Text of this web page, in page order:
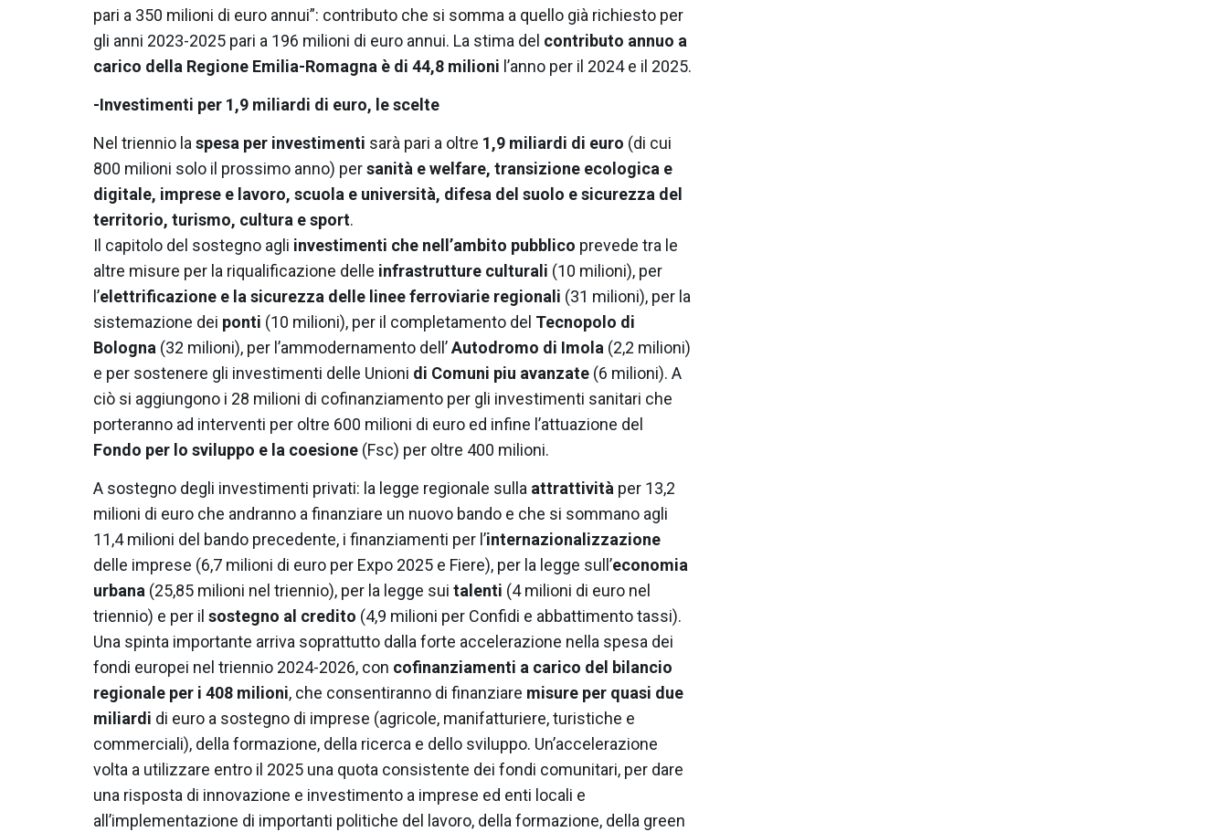
pari a 350 milioni di euro annui”: contributo che si somma a quello già richiesto per
gli anni 2023-2025 pari a 196 milioni di euro annui. La stima del contributo annuo a
carico della Regione Emilia-Romagna è di 44,8 milioni l’anno per il 2024 e il 2025.
-Investimenti per 1,9 miliardi di euro, le scelte
Nel triennio la spesa per investimenti sarà pari a oltre 1,9 miliardi di euro (di cui
800 milioni solo il prossimo anno) persanità e welfare, transizione ecologica e
digitale, imprese e lavoro, scuola e università, difesa del suolo e sicurezza del
territorio, turismo, cultura e sport.
Il capitolo del sostegno agli investimenti che nell’ambito pubblico prevede tra le
altre misure per la riqualificazione delle infrastrutture culturali (10 milioni), per
l’elettrificazione e la sicurezza delle linee ferroviarie regionali (31 milioni), per la
sistemazione dei ponti (10 milioni), per il completamento del Tecnopolo di
Bologna (32 milioni), per l’ammodernamento dell’Autodromo di Imola (2,2 milioni)
e per sostenere gli investimenti delle Unioni di Comuni piu avanzate (6 milioni). A
ciò si aggiungono i 28 milioni di cofinanziamento per gli investimenti sanitari che
porteranno ad interventi per oltre 600 milioni di euro ed infine l’attuazione del
Fondo per lo sviluppo e la coesione (Fsc) per oltre 400 milioni.
A sostegno degli investimenti privati: la legge regionale sulla attrattività per 13,2
milioni di euro che andranno a finanziare un nuovo bando e che si sommano agli
11,4 milioni del bando precedente, i finanziamenti per l’internazionalizzazione
delle imprese (6,7 milioni di euro per Expo 2025 e Fiere), per la legge sull’economia
urbana (25,85 milioni nel triennio), per la legge sui talenti (4 milioni di euro nel
triennio) e per il sostegno al credito (4,9 milioni per Confidi e abbattimento tassi).
Una spinta importante arriva soprattutto dalla forte accelerazione nella spesa dei
fondi europei nel triennio 2024-2026, con cofinanziamenti a carico del bilancio
regionale per i 408 milioni, che consentiranno di finanziare misure per quasi due
miliardi di euro a sostegno di imprese (agricole, manifatturiere, turistiche e
commerciali), della formazione, della ricerca e dello sviluppo. Un’accelerazione
volta a utilizzare entro il 2025 una quota consistente dei fondi comunitari, per dare
una risposta di innovazione e investimento a imprese ed enti locali e
all’implementazione di importanti politiche del lavoro, della formazione, della green